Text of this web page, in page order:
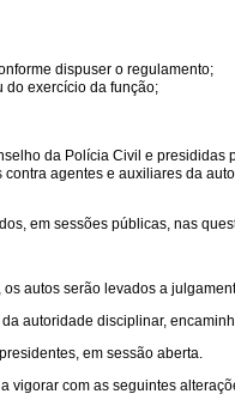
dispuser o regulamento;
do exercício da função;
da Polícia Civil e presididas
agentes e auxiliares da
em sessões públicas, nas
autos serão levados a
autoridade disciplinar,
em sessão aberta.
vigorar com as seguintes